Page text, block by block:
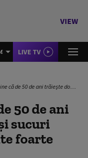
VIEW
LIVE TV
trăiește doar cu apă și sucuri îndulcite și că se simte foarte bine
50 de ani
sucuri
foarte